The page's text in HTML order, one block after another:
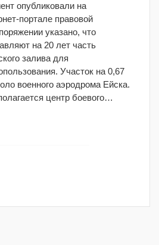
опубликовали на
портале правовой
указано, что
на 20 лет часть
залива для
Участок на 0,67
военного аэродрома Ейска.
центр боевого…